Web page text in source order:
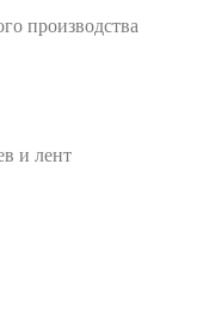
производства
и лент